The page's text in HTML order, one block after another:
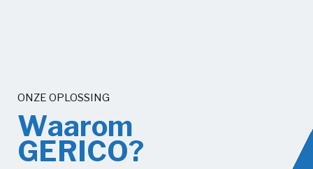
ONZE OPLOSSING
Waarom
GERICO?